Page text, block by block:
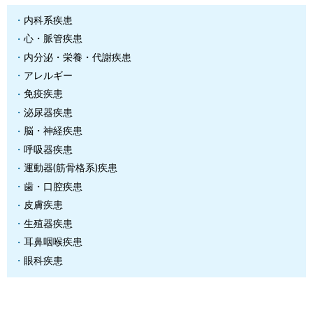
内科系疾患
心・脈管疾患
内分泌・栄養・代謝疾患
アレルギー
免疫疾患
泌尿器疾患
脳・神経疾患
呼吸器疾患
運動器(筋骨格系)疾患
歯・口腔疾患
皮膚疾患
生殖器疾患
耳鼻咽喉疾患
眼科疾患